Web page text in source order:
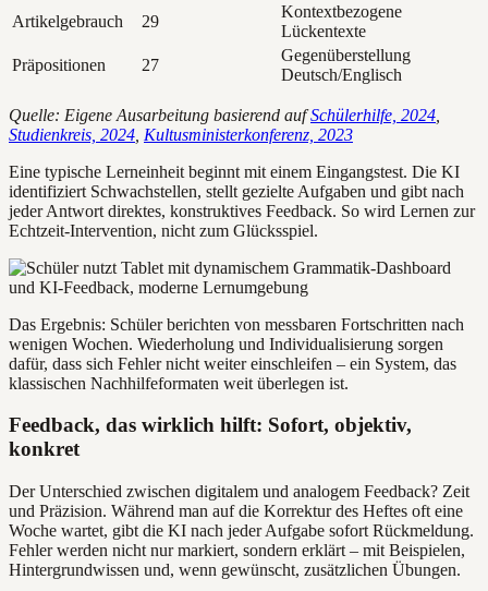
Artikelgebrauch 29
Kontextbezogene
Lückentexte
Präpositionen
27
Gegenüberstellung
Deutsch/Englisch
Quelle: Eigene Ausarbeitung basierend aufSchülerhilfe, 2024
Studienkreis, 2024 Kultusministerkonferenz, 2023
Eine typische Lerneinheit beginnt mit einem Eingangstest. Die KI
identifiziert Schwachstellen, stellt gezielte Aufgaben und gibt nach
jeder Antwort direktes, konstruktives Feedback. So wird Lernen zur
Echtzeit-Intervention, nicht zum Glücksspiel.
Das Ergebnis: Schüler berichten von messbaren Fortschritten nach
wenigen Wochen. Wiederholung und Individualisierung sorgen
dafür, dass sich Fehler nicht weiter einschleifen – ein System, das
klassischen Nachhilfeformaten weit überlegen ist.
Feedback, das wirklich hilft: Sofort, objektiv,
konkret
Der Unterschied zwischen digitalem und analogem Feedback? Zeit
und Präzision. Während man auf die Korrektur des Heftes oft eine
Woche wartet, gibt die KI nach jeder Aufgabe sofort Rückmeldung.
Fehler werden nicht nur markiert, sondern erklärt – mit Beispielen,
Hintergrundwissen und, wenn gewünscht, zusätzlichen Übungen.